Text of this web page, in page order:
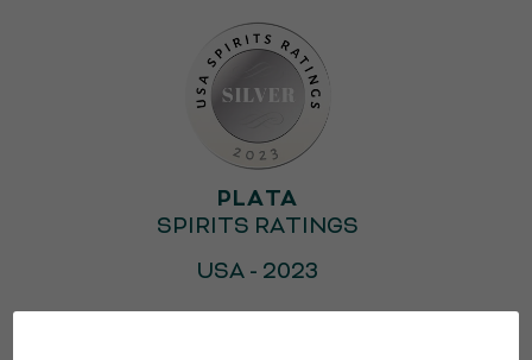
PLATA
SPIRITS RATINGS
USA - 2023